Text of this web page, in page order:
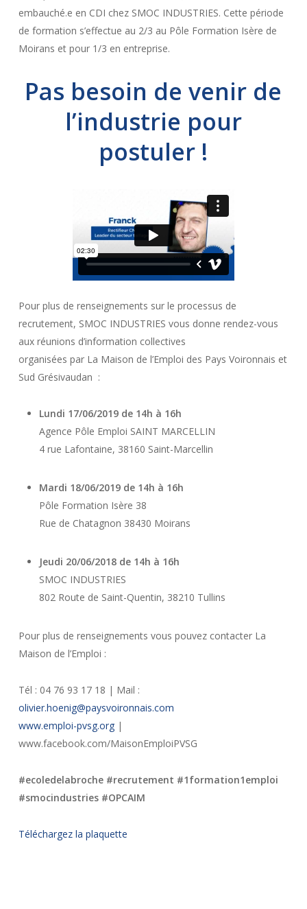
embauché.e en CDI chez SMOC INDUSTRIES. Cette période
de formation s’effectue au 2/3 au Pôle Formation Isère de
Moirans et pour 1/3 en entreprise.
Pas besoin de venir de
l’industrie pour
postuler !
Pour plus de renseignements sur le processus de
recrutement, SMOC INDUSTRIES vous donne rendez-vous
aux réunions d’information collectives
organisées par La Maison de l’Emploi des Pays Voironnais et
Sud Grésivaudan :
Lundi 17/06/2019 de 14h à 16h
Agence Pôle Emploi SAINT MARCELLIN
4 rue Lafontaine, 38160 Saint-Marcellin
Mardi 18/06/2019 de 14h à 16h
Pôle Formation Isère 38
Rue de Chatagnon 38430 Moirans
Jeudi 20/06/2018 de 14h à 16h
SMOC INDUSTRIES
802 Route de Saint-Quentin, 38210 Tullins
Pour plus de renseignements vous pouvez contacter La
Maison de l’Emploi :
Tél : 04 76 93 17 18 | Mail :
olivier.hoenig@paysvoironnais.com
www.emploi-pvsg.org|
www.facebook.com/MaisonEmploiPVSG
#ecoledelabroche #recrutement #1formation1emploi
#smocindustries #OPCAIM
Téléchargez la plaquette